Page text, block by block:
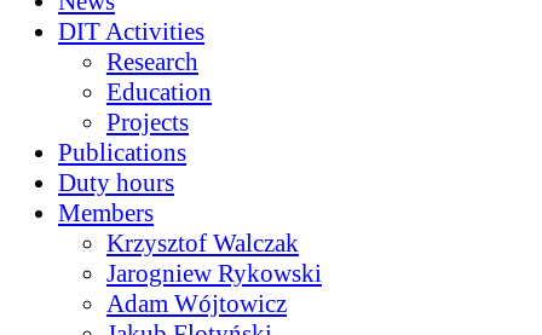
DIT Activities
Research
Education
Projects
Publications
Duty hours
Members
Krzysztof Walczak
Jarogniew Rykowski
Adam Wójtowicz